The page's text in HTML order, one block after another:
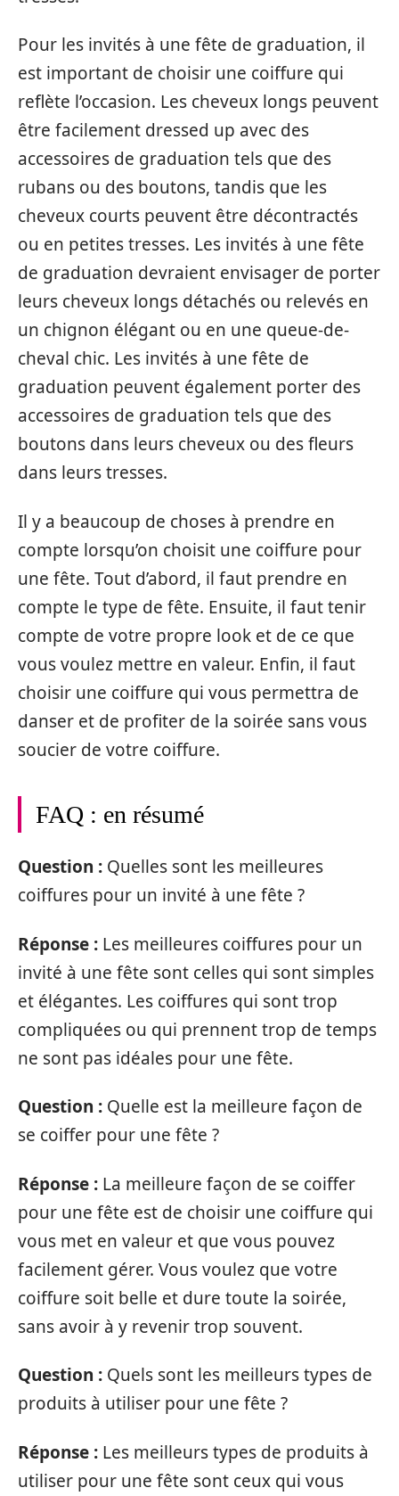
Pour les invités à une fête de graduation, il
est important de choisir une coiffure qui
reflète l’occasion. Les cheveux longs peuvent
être facilement dressed up avec des
accessoires de graduation tels que des
rubans ou des boutons, tandis que les
cheveux courts peuvent être décontractés
ou en petites tresses. Les invités à une fête
de graduation devraient envisager de porter
leurs cheveux longs détachés ou relevés en
un chignon élégant ou en une queue-de-
cheval chic. Les invités à une fête de
graduation peuvent également porter des
accessoires de graduation tels que des
boutons dans leurs cheveux ou des fleurs
dans leurs tresses.
Il y a beaucoup de choses à prendre en
compte lorsqu’on choisit une coiffure pour
une fête. Tout d’abord, il faut prendre en
compte le type de fête. Ensuite, il faut tenir
compte de votre propre look et de ce que
vous voulez mettre en valeur. Enfin, il faut
choisir une coiffure qui vous permettra de
danser et de profiter de la soirée sans vous
soucier de votre coiffure.
FAQ : en résumé
Question : Quelles sont les meilleures
coiffures pour un invité à une fête ?
Réponse : Les meilleures coiffures pour un
invité à une fête sont celles qui sont simples
et élégantes. Les coiffures qui sont trop
compliquées ou qui prennent trop de temps
ne sont pas idéales pour une fête.
Question : Quelle est la meilleure façon de
se coiffer pour une fête ?
Réponse : La meilleure façon de se coiffer
pour une fête est de choisir une coiffure qui
vous met en valeur et que vous pouvez
facilement gérer. Vous voulez que votre
coiffure soit belle et dure toute la soirée,
sans avoir à y revenir trop souvent.
Question : Quels sont les meilleurs types de
produits à utiliser pour une fête ?
Réponse : Les meilleurs types de produits à
utiliser pour une fête sont ceux qui vous